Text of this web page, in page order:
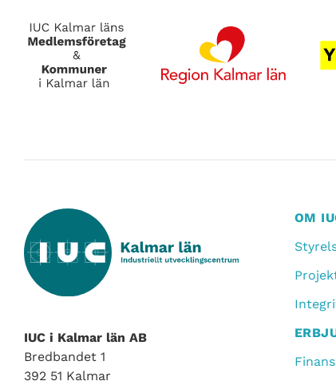
IUC i Kalmar län AB
Bredbandet 1
392 51 Kalmar
OM